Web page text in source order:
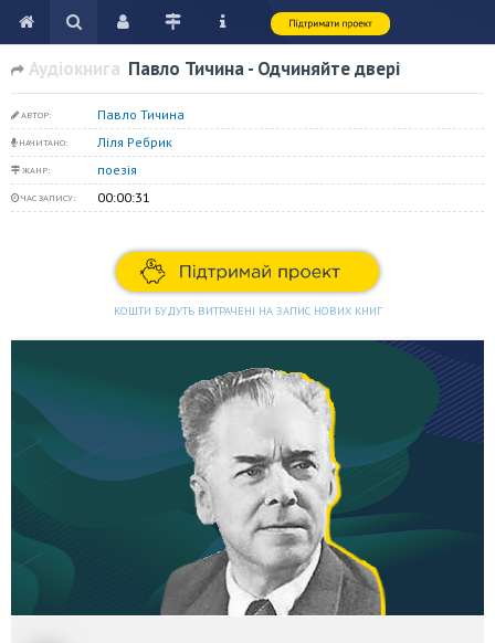
Аудіокнига Павло Тичина - Одчиняйте двері
АВТОР: Павло Тичина
НАЧИТАНО: Ліля Ребрик
ЖАНР: поезія
ЧАС ЗАПИСУ: 00:00:31
КОШТИ БУДУТЬ ВИТРАЧЕНІ НА ЗАПИС НОВИХ КНИГ